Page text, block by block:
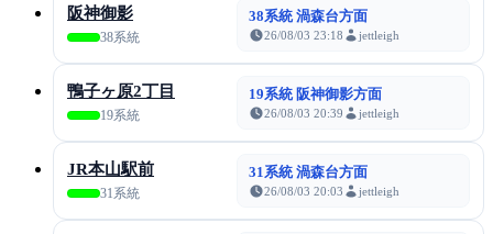
阪神御影
38系統
38系統 渦森台方面
26/08/03 23:18 jettleigh
鴨子ヶ原2丁目
19系統
19系統 阪神御影方面
26/08/03 20:39 jettleigh
JR本山駅前
31系統
31系統 渦森台方面
26/08/03 20:03 jettleigh